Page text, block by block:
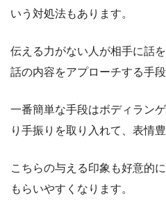
いう対処法もあります。
伝える力がない人が相手に話
話の内容をアプローチする手段
一番簡単な手段はボディラン
り手振りを取り入れて、表情
こちらの与える印象も好意的
もらいやすくなります。